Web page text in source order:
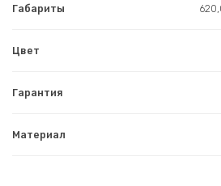
Габариты
Цвет
Гарантия
Материал